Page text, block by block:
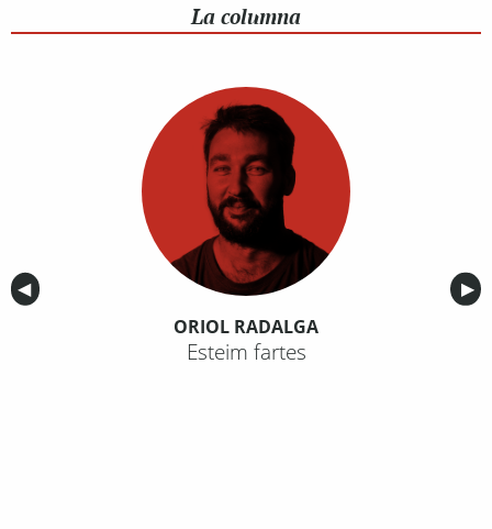
La columna
Anterior
◀︎ ▶︎
ORIOL RADALGA
Esteim fartes